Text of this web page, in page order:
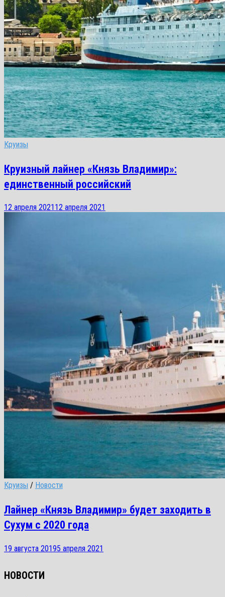
Круизы
Круизный лайнер «Князь Владимир»:
единственный российский
12 апреля 202112 апреля 2021
Круизы / Новости
Лайнер «Князь Владимир» будет заходить в
Сухум с 2020 года
19 августа 20195 апреля 2021
НОВОСТИ